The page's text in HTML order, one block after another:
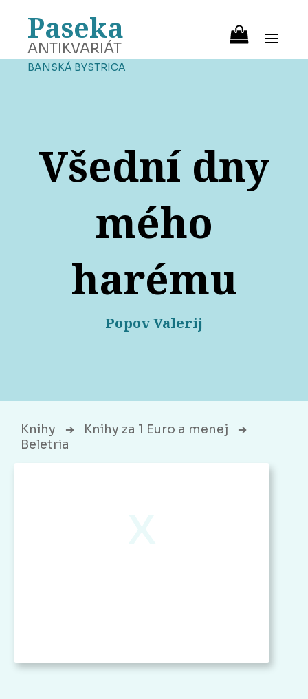
Paseka
ANTIKVARIÁT
BANSKÁ BYSTRICA
Všední dny
mého
harému
Popov Valerij
Knihy ➔ Knihy za 1 Euro a menej ➔
Beletria